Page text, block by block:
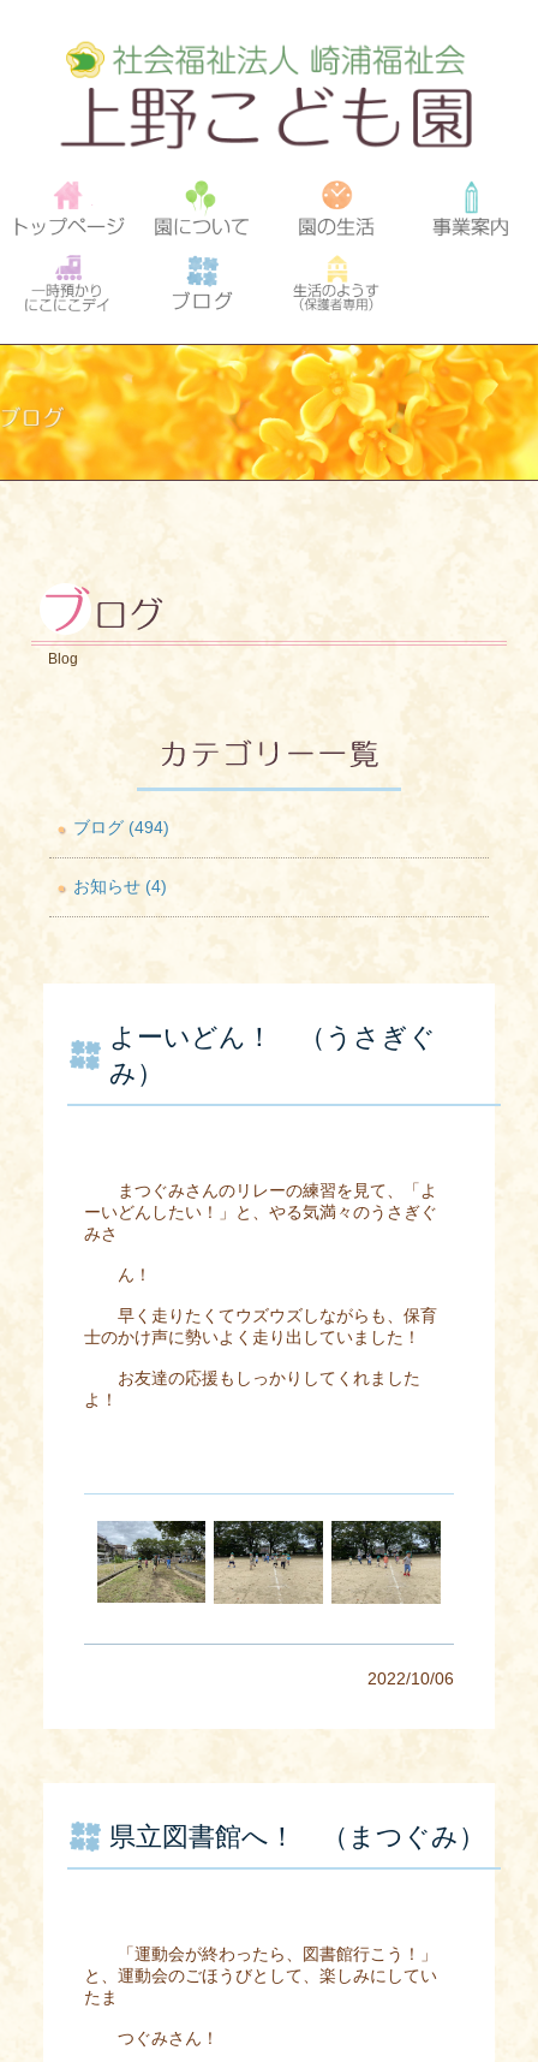
Blog
ブログ (494)
お知らせ (4)
よーいどん！ （うさぎぐ
み）
まつぐみさんのリレーの練習を見て、「よ
ーいどんしたい！」と、やる気満々のうさぎぐ
みさ
ん！
早く走りたくてウズウズしながらも、保育
士のかけ声に勢いよく走り出していました！
お友達の応援もしっかりしてくれました
よ！
2022/10/06
県立図書館へ！ （まつぐみ）
「運動会が終わったら、図書館行こう！」
と、運動会のごほうびとして、楽しみにしてい
たま
つぐみさん！